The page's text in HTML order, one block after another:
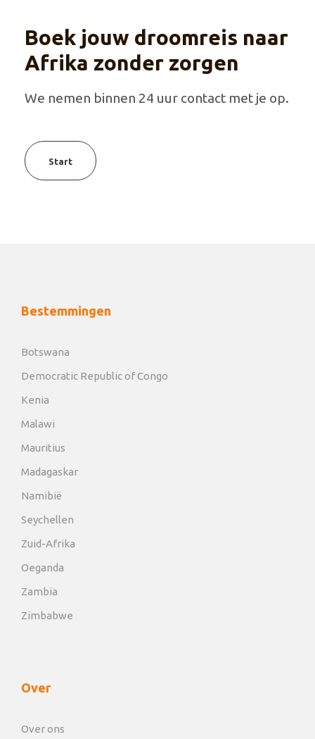
Boek jouw droomreis naar
Afrika zonder zorgen
We nemen binnen 24 uur contact met je op.
Start
Bestemmingen
Botswana
Democratic Republic of Congo
Kenia
Malawi
Mauritius
Madagaskar
Namibië
Seychellen
Zuid-Afrika
Oeganda
Zambia
Zimbabwe
Over
Over ons